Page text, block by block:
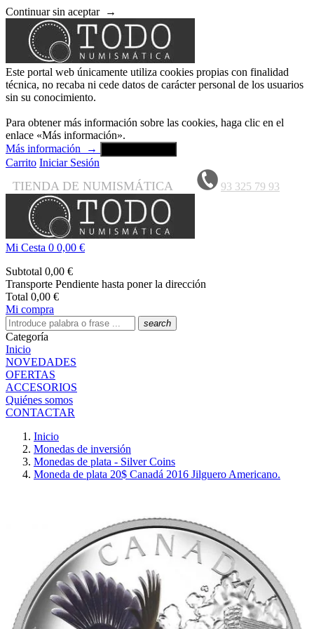
Continuar sin aceptar →
Este portal web únicamente utiliza cookies propias con finalidad
técnica, no recaba ni cede datos de carácter personal de los usuarios
sin su conocimiento.
Para obtener más información sobre las cookies, haga clic en el
enlace «Más información».
Más información
→
Carrito Iniciar Sesión
TIENDA DE NUMISMÁTICA 93 325 79 93
Mi Cesta 0 0,00 €
Subtotal 0,00 €
Transporte Pendiente hasta poner la dirección
Total 0,00 €
Mi compra
search
Categoría
Inicio
NOVEDADES
OFERTAS
ACCESORIOS
Quiénes somos
CONTACTAR
Inicio
Monedas de inversión
Monedas de plata - Silver Coins
Moneda de plata 20$ Canadá 2016 Jilguero Americano.